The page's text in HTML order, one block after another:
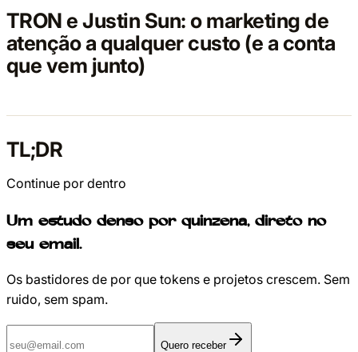
TRON e Justin Sun: o marketing de
atenção a qualquer custo (e a conta
que vem junto)
TL;DR
Continue por dentro
Um estudo denso por quinzena, direto no
seu email.
Os bastidores de por que tokens e projetos crescem. Sem
ruido, sem spam.
Quero receber